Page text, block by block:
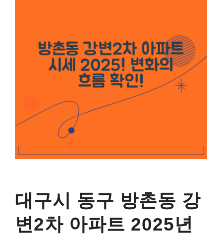
대구시 동구 방촌동 강
변2차 아파트 2025년